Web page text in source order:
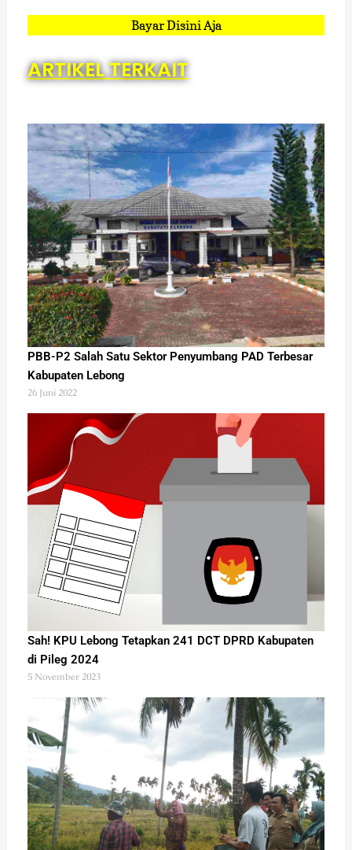
Bayar Disini Aja
ARTIKEL TERKAIT
PBB-P2 Salah Satu Sektor Penyumbang PAD Terbesar
Kabupaten Lebong
26 Juni 2022
Sah! KPU Lebong Tetapkan 241 DCT DPRD Kabupaten
di Pileg 2024
5 November 2023